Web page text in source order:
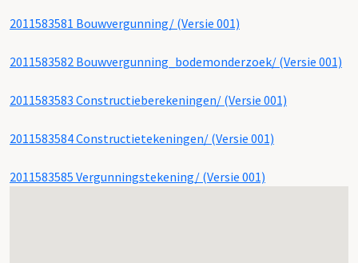
2011583581 Bouwvergunning/ (Versie 001)
2011583582 Bouwvergunning_bodemonderzoek/ (Versie 001)
2011583583 Constructieberekeningen/ (Versie 001)
2011583584 Constructietekeningen/ (Versie 001)
2011583585 Vergunningstekening/ (Versie 001)